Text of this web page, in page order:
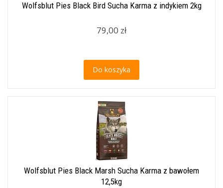
Wolfsblut Pies Black Bird Sucha Karma z indykiem 2kg
79,00 zł
Do koszyka
Wolfsblut Pies Black Marsh Sucha Karma z bawołem
12,5kg